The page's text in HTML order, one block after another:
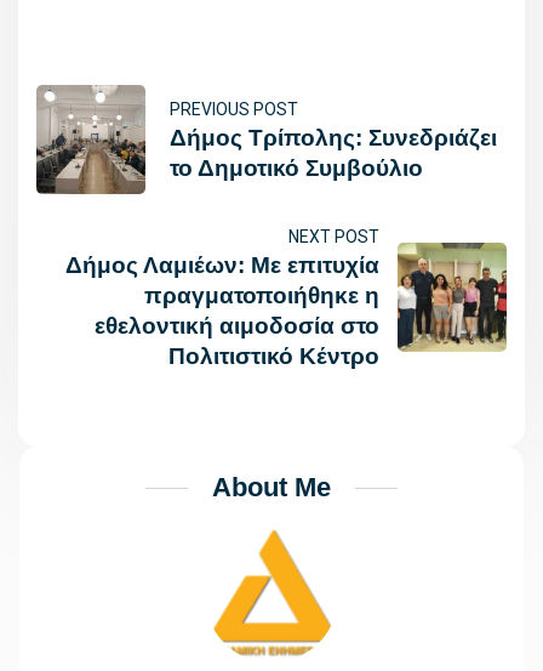
PREVIOUS POST
Δήμος Τρίπολης: Συνεδριάζει
το Δημοτικό Συμβούλιο
NEXT POST
Δήμος Λαμιέων: Με επιτυχία
πραγματοποιήθηκε η
εθελοντική αιμοδοσία στο
Πολιτιστικό Κέντρο
About Me